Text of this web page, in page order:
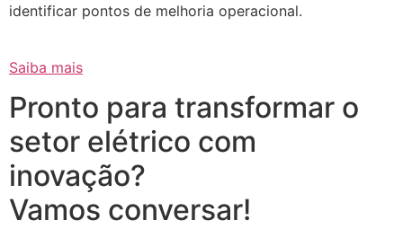
identificar pontos de melhoria operacional.
Saiba mais
Pronto para transformar o
setor elétrico com
inovação?
Vamos conversar!